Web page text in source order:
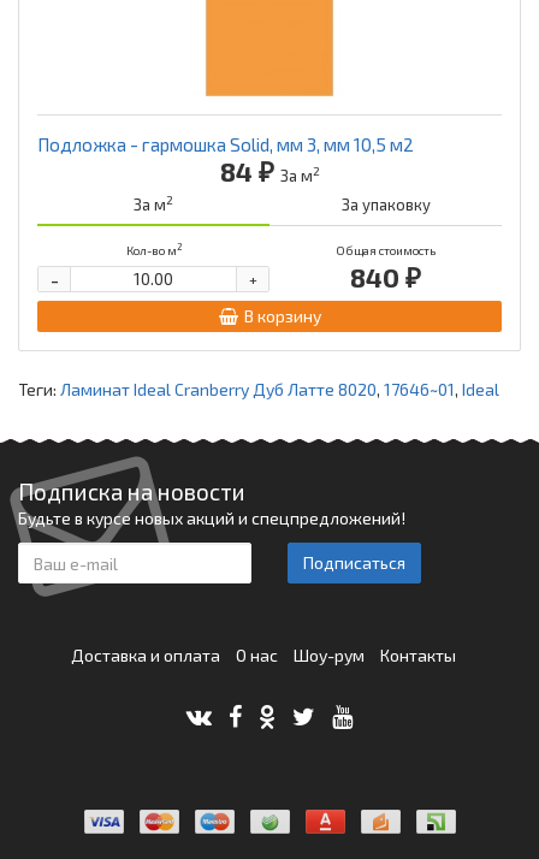
Подложка - гармошка Solid, мм 3, мм 10,5 м2
84 ₽ За м2
За м2 За упаковку
Кол-во м2 Общая стоимость
840 ₽
+
-
В корзину
Теги: Ламинат Ideal Cranberry Дуб Латте 8020, 17646~01, Ideal
Подписка на новости
Будьте в курсе новых акций и спецпредложений!
Подписаться
Доставка и оплата О нас Шоу-рум Контакты